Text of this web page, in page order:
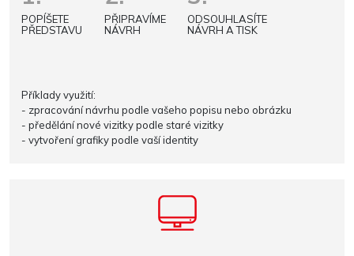
POPÍŠETE
PŘEDSTAVU
PŘIPRAVÍME
NÁVRH
ODSOUHLASÍTE
NÁVRH A TISK
Příklady využití:
- zpracování návrhu podle vašeho popisu nebo obrázku
- předělání nové vizitky podle staré vizitky
- vytvoření grafiky podle vaší identity